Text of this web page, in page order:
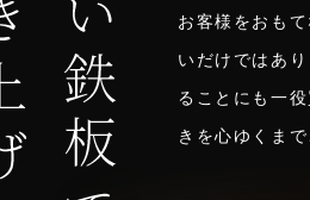
お客様をおも
いだけではあ
ることにも一
きを心ゆくま